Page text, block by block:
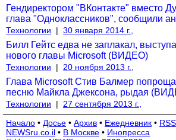
Гендиректором "ВКонтакте" вместо
глава "Одноклассников", сообщили
Технологии | 30 января 2014 г.,
Билл Гейтс едва не заплакал,
нового главы Microsoft (ВИДЕО)
Технологии | 20 ноября 2013 г.,
Глава Microsoft Стив Балмер
песню Майкла Джексона, рыдая
Технологии |
27 сентября 2013 г.,
Начало • Досье • Архив • Ежедневник • RSS
NEWSru.co.il • В Москве • Инопресса